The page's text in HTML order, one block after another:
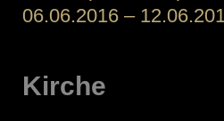
06.06.2016 –
Kirche